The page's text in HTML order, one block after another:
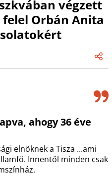
végzett
Orbán Anita
ahogy 36 éve
elnöknek a Tisza ...ami
Innentől minden csak